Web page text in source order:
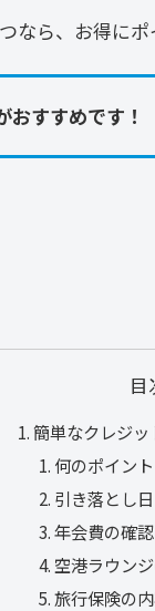
なら、お得に
すすめです！
目
簡単なクレジ
何のポイン
引き落とし日
年会費の確認
空港ラウン
旅行保険の